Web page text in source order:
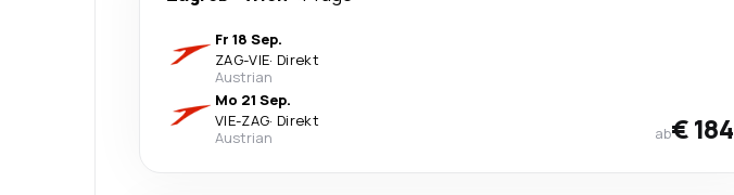
Fr 18 Sep.
ZAG-VIE· Direkt
Austrian
Mo 21 Sep.
VIE-ZAG· Direkt
Austrian
ab€ 184